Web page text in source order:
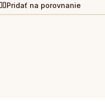
Pridať na porovnanie